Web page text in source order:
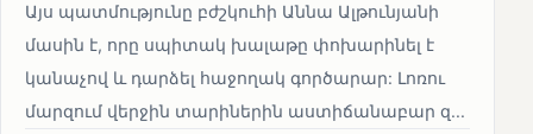
Այս պատմությունը բժշկուհի Աննա Ալթունյանի
մասին է, որը սպիտակ խալաթը փոխարինել է
կանաչով և դարձել հաջողակ գործարար: Լոռու
մարզում վերջին տարիներին աստիճանաբար զ...